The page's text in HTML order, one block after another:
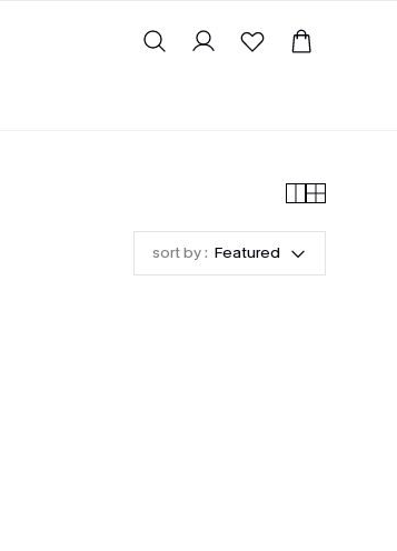
sort by : Featured